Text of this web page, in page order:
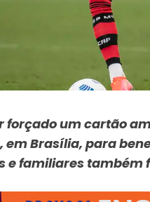
forçado um cartão
em Brasília, para
e familiares também